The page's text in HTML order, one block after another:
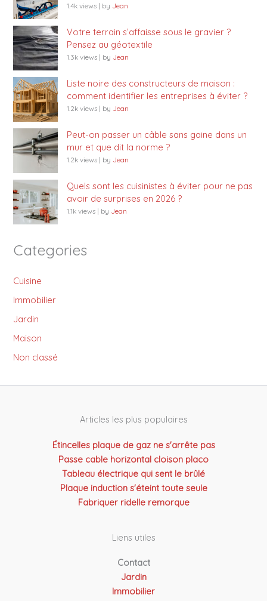
1.4k views | by Jean
Votre terrain s’affaisse sous le gravier ?
Pensez au géotextile
1.3k views | by Jean
Liste noire des constructeurs de maison :
comment identifier les entreprises à éviter ?
1.2k views | by Jean
Peut-on passer un câble sans gaine dans un
mur et que dit la norme ?
1.2k views | by Jean
Quels sont les cuisinistes à éviter pour ne pas
avoir de surprises en 2026 ?
1.1k views | by Jean
Categories
Cuisine
Immobilier
Jardin
Maison
Non classé
Articles les plus populaires
Étincelles plaque de gaz ne s'arrête pas
Passe cable horizontal cloison placo
Tableau électrique qui sent le brûlé
Plaque induction s'éteint toute seule
Fabriquer ridelle remorque
Liens utiles
Contact
Jardin
Immobilier